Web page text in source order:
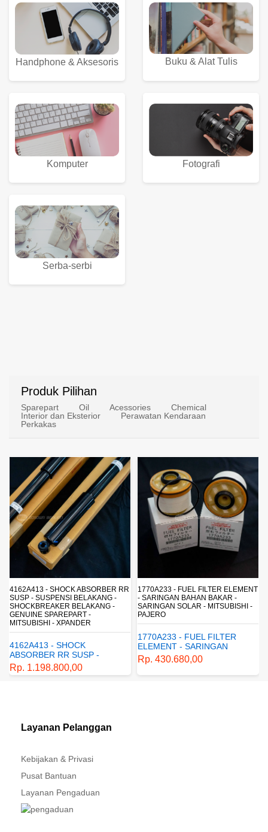
Handphone & Aksesoris Buku & Alat Tulis
Komputer Fotografi
Serba-serbi
Produk Pilihan
Sparepart Oil Acessories
Chemical
Interior dan Eksterior
Perawatan Kendaraan
Perkakas
4162A413 - SHOCK ABSORBER RR
SUSP - SUSPENSI BELAKANG -
SHOCKBREAKER BELAKANG -
GENUINE SPAREPART -
MITSUBISHI - XPANDER
4162A413 - SHOCK
ABSORBER RR SUSP -
SUSPENSI BELAKANG -
SHOCKBREAKER BELAKANG
Rp. 1.198.800,00
1770A233 - FUEL FILTER ELEMENT
- SARINGAN BAHAN BAKAR -
SARINGAN SOLAR - MITSUBISHI -
PAJERO
1770A233 - FUEL FILTER
ELEMENT - SARINGAN
BAHAN BAKAR - SARINGAN
SOLAR - MITSUBISHI -
PAJERO
Rp. 430.680,00
Layanan Pelanggan
Kebijakan & Privasi
Pusat Bantuan
Layanan Pengaduan